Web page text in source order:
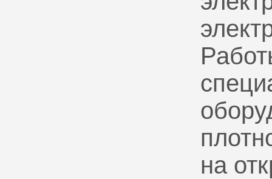
на